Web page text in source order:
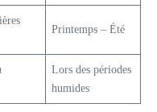
Printemps – Été
Lors des périodes
humides